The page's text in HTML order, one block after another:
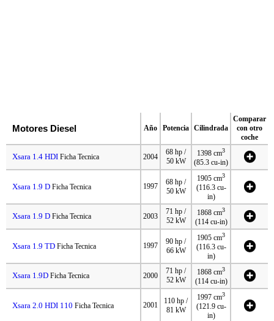
Motores Diesel Año Potencia Cilindrada
Comparar
con otro
coche
Xsara 1.4 HDI Ficha Tecnica 2004
68 hp /
50 kW
1398 cm3
(85.3 cu-in)
Xsara 1.9 D Ficha Tecnica 1997
68 hp /
50 kW
1905 cm3
(116.3 cu-
in)
Xsara 1.9 D Ficha Tecnica 2003
71 hp /
52 kW
1868 cm3
(114 cu-in)
Xsara 1.9 TD Ficha Tecnica 1997
90 hp /
66 kW
1905 cm3
(116.3 cu-
in)
Xsara 1.9D Ficha Tecnica 2000
71 hp /
52 kW
1868 cm3
(114 cu-in)
Xsara 2.0 HDI 110 Ficha Tecnica 2001
110 hp /
81 kW
1997 cm3
(121.9 cu-
in)